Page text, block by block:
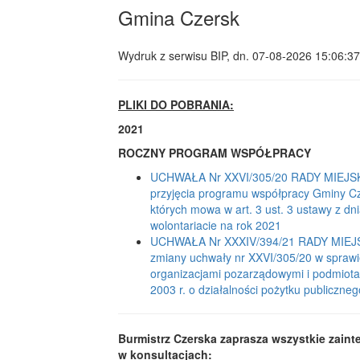
Gmina Czersk
Wydruk z serwisu BIP, dn. 07-08-2026 15:06:37
PLIKI DO POBRANIA:
2021
ROCZNY PROGRAM WSPÓŁPRACY
UCHWAŁA Nr XXVI/305/20 RADY
przyjęcia programu współpracy Gminy
których mowa w art. 3 ust. 3 ustawy z
wolontariacie na rok 2021
UCHWAŁA Nr XXXIV/394/21 RADY
zmiany uchwały nr XXVI/305/20 w
organizacjami pozarządowymi i
2003 r. o działalności pożytku
Burmistrz Czerska zaprasza wszystkie
w konsultacjach: